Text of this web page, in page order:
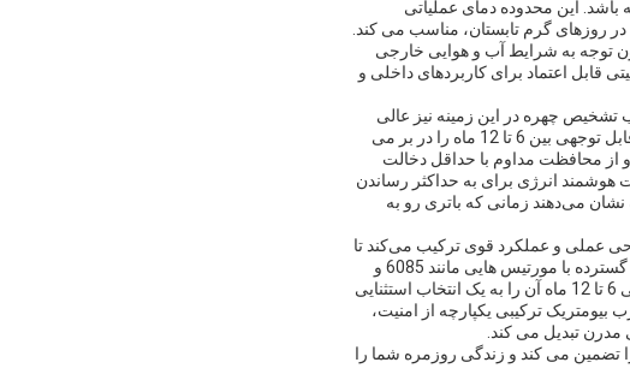
قابل اعتمادی داشته باشد. این محدوده دمای عملیاتی
روزهای گرم تابستان، مناسب می کند.
توجه به شرایط آب و هوایی خارجی
قابل اعتماد برای کاربردهای داخلی و
تشخیص چهره در این زمینه نیز عالی
است. این باتری با یک بار شارژ یا مجموعه ای از باتری ها بسته به الگوهای استفاده، عمر باتری قابل توجهی بین 6 تا 12 ماه را در بر می
از محافظت مداوم با حداقل دخالت
انرژی برای به حداکثر رساندن
می‌دهند زمانی که باتری رو به
عملی و عملکرد قوی ترکیب می‌کند تا
یک تجربه بیومتریک عالی قفل درب را ارائه دهد. سرعت تشخیص سریع آن ≤0.5 ثانیه، سازگاری گسترده با مورتیس هایی مانند 6085 و
6068، توانایی کار در دماهای بین -10 درجه سانتیگراد تا 50 درجه سانتیگراد، و عمر باتری طولانی 6 تا 12 ماه آن را به یک انتخاب استثنایی
ترکیبی یکپارچه از امنیت،
تبدیل می کند.
تضمین می کند و زندگی روزمره شما را